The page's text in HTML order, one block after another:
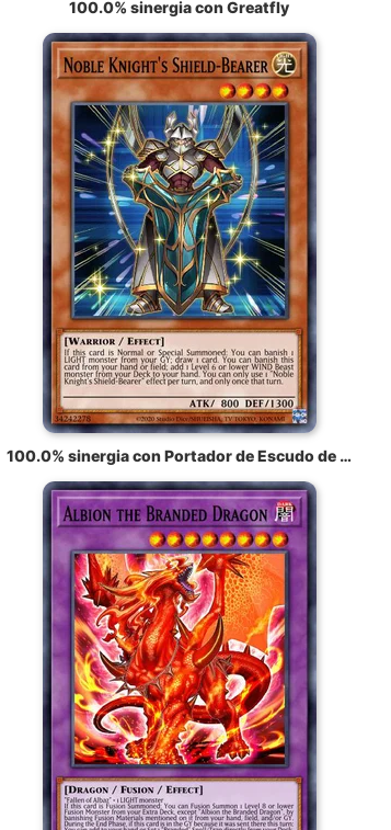
100.0% sinergia con Greatfly
100.0% sinergia con Portador de Escudo de Noble Caballero